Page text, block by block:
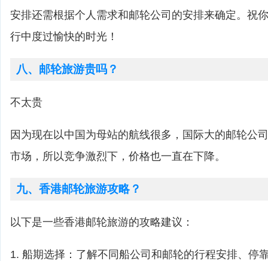
安排还需根据个人需求和邮轮公司的安排来确定。祝
行中度过愉快的时光！
八、邮轮旅游贵吗？
不太贵
因为现在以中国为母站的航线很多，国际大的邮轮公
市场，所以竞争激烈下，价格也一直在下降。
九、香港邮轮旅游攻略？
以下是一些香港邮轮旅游的攻略建议：
1. 船期选择：了解不同船公司和邮轮的行程安排、停